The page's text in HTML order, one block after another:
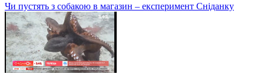
Чи пустять з собакою в магазин – експеримент Сніданку